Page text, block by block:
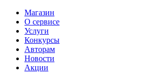
Магазин
О сервисе
Услуги
Конкурсы
Авторам
Новости
Акции